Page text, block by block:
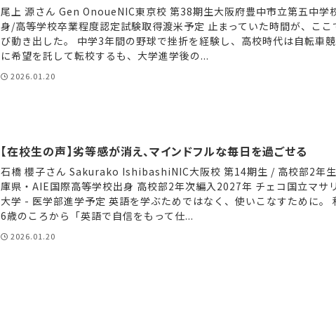
尾上 源さん Gen OnoueNIC東京校 第38期生大阪府豊中市立第五中学
身/高等学校卒業程度認定試験取得渡米予定 止まっていた時間が、ここ
び動き出した。 中学3年間の野球で挫折を経験し、高校時代は自転車
に希望を託して転校するも、大学進学後の...
2026.01.20
【在校生の声】劣等感が消え、マインドフルな毎日を過ごせる
石橋 櫻子さん Sakurako IshibashiNIC大阪校 第14期生 / 高校部2年
庫県・AIE国際高等学校出身 高校部2年次編入2027年 チェコ国立マサ
大学 - 医学部進学予定 英語を学ぶためではなく、使いこなすために。
6歳のころから「英語で自信をもって仕...
2026.01.20